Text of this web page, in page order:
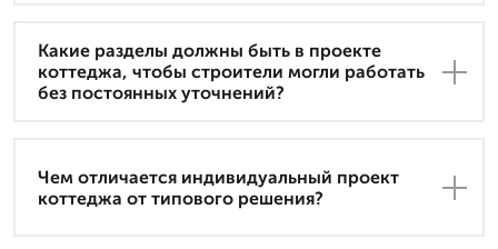
Какие разделы должны быть в проекте
коттеджа, чтобы строители могли работать
без постоянных уточнений?
Чем отличается индивидуальный проект
коттеджа от типового решения?